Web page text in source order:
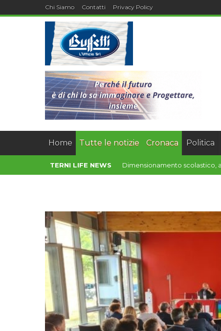
Chi Siamo Contatti Privacy Policy
Home Tutte le notizie Cronaca Politica
TERNI LIFE NEWS Liste d’attesa, il